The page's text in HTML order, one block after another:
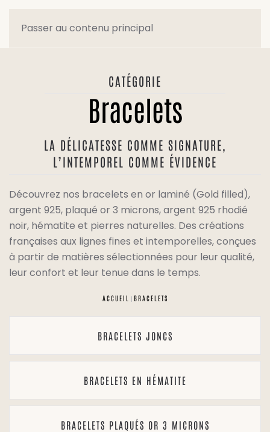
Passer au contenu principal
CATÉGORIE
Bracelets
LA DÉLICATESSE COMME SIGNATURE,
L’INTEMPOREL COMME ÉVIDENCE
Découvrez nos bracelets en or laminé (Gold filled),
argent 925, plaqué or 3 microns, argent 925 rhodié
noir, hématite et pierres naturelles. Des créations
françaises aux lignes fines et intemporelles, conçues
à partir de matières sélectionnées pour leur qualité,
leur confort et leur tenue dans le temps.
ACCUEIL BRACELETS
BRACELETS JONCS
BRACELETS EN HÉMATITE
BRACELETS PLAQUÉS OR 3 MICRONS